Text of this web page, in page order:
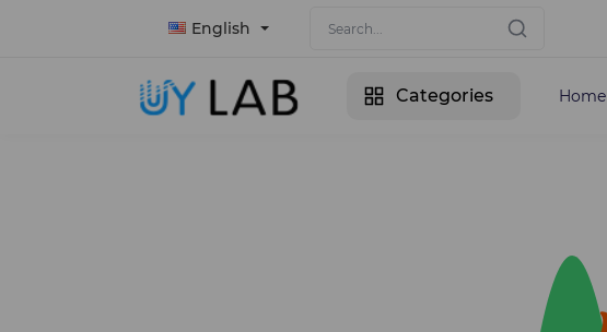
English
Categories Home